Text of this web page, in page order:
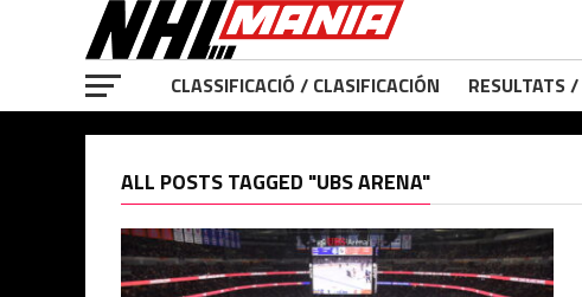
CLASSIFICACIÓ / CLASIFICACIÓN RESULTATS
ALL POSTS TAGGED "UBS ARENA"